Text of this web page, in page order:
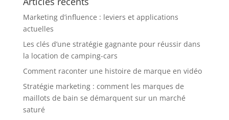
Marketing d’influence : leviers et applications
actuelles
Les clés d’une stratégie gagnante pour réussir dans
la location de camping-cars
Comment raconter une histoire de marque en vidéo
Stratégie marketing : comment les marques de
maillots de bain se démarquent sur un marché
saturé